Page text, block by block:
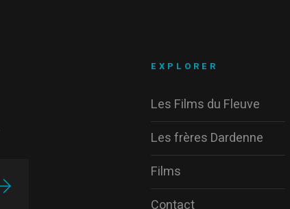
EXPLORER
Les Films du Fleuve
Les frères Dardenne
Films
Contact